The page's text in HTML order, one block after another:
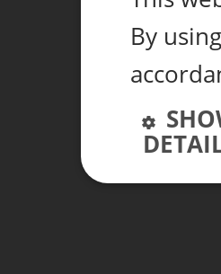
By